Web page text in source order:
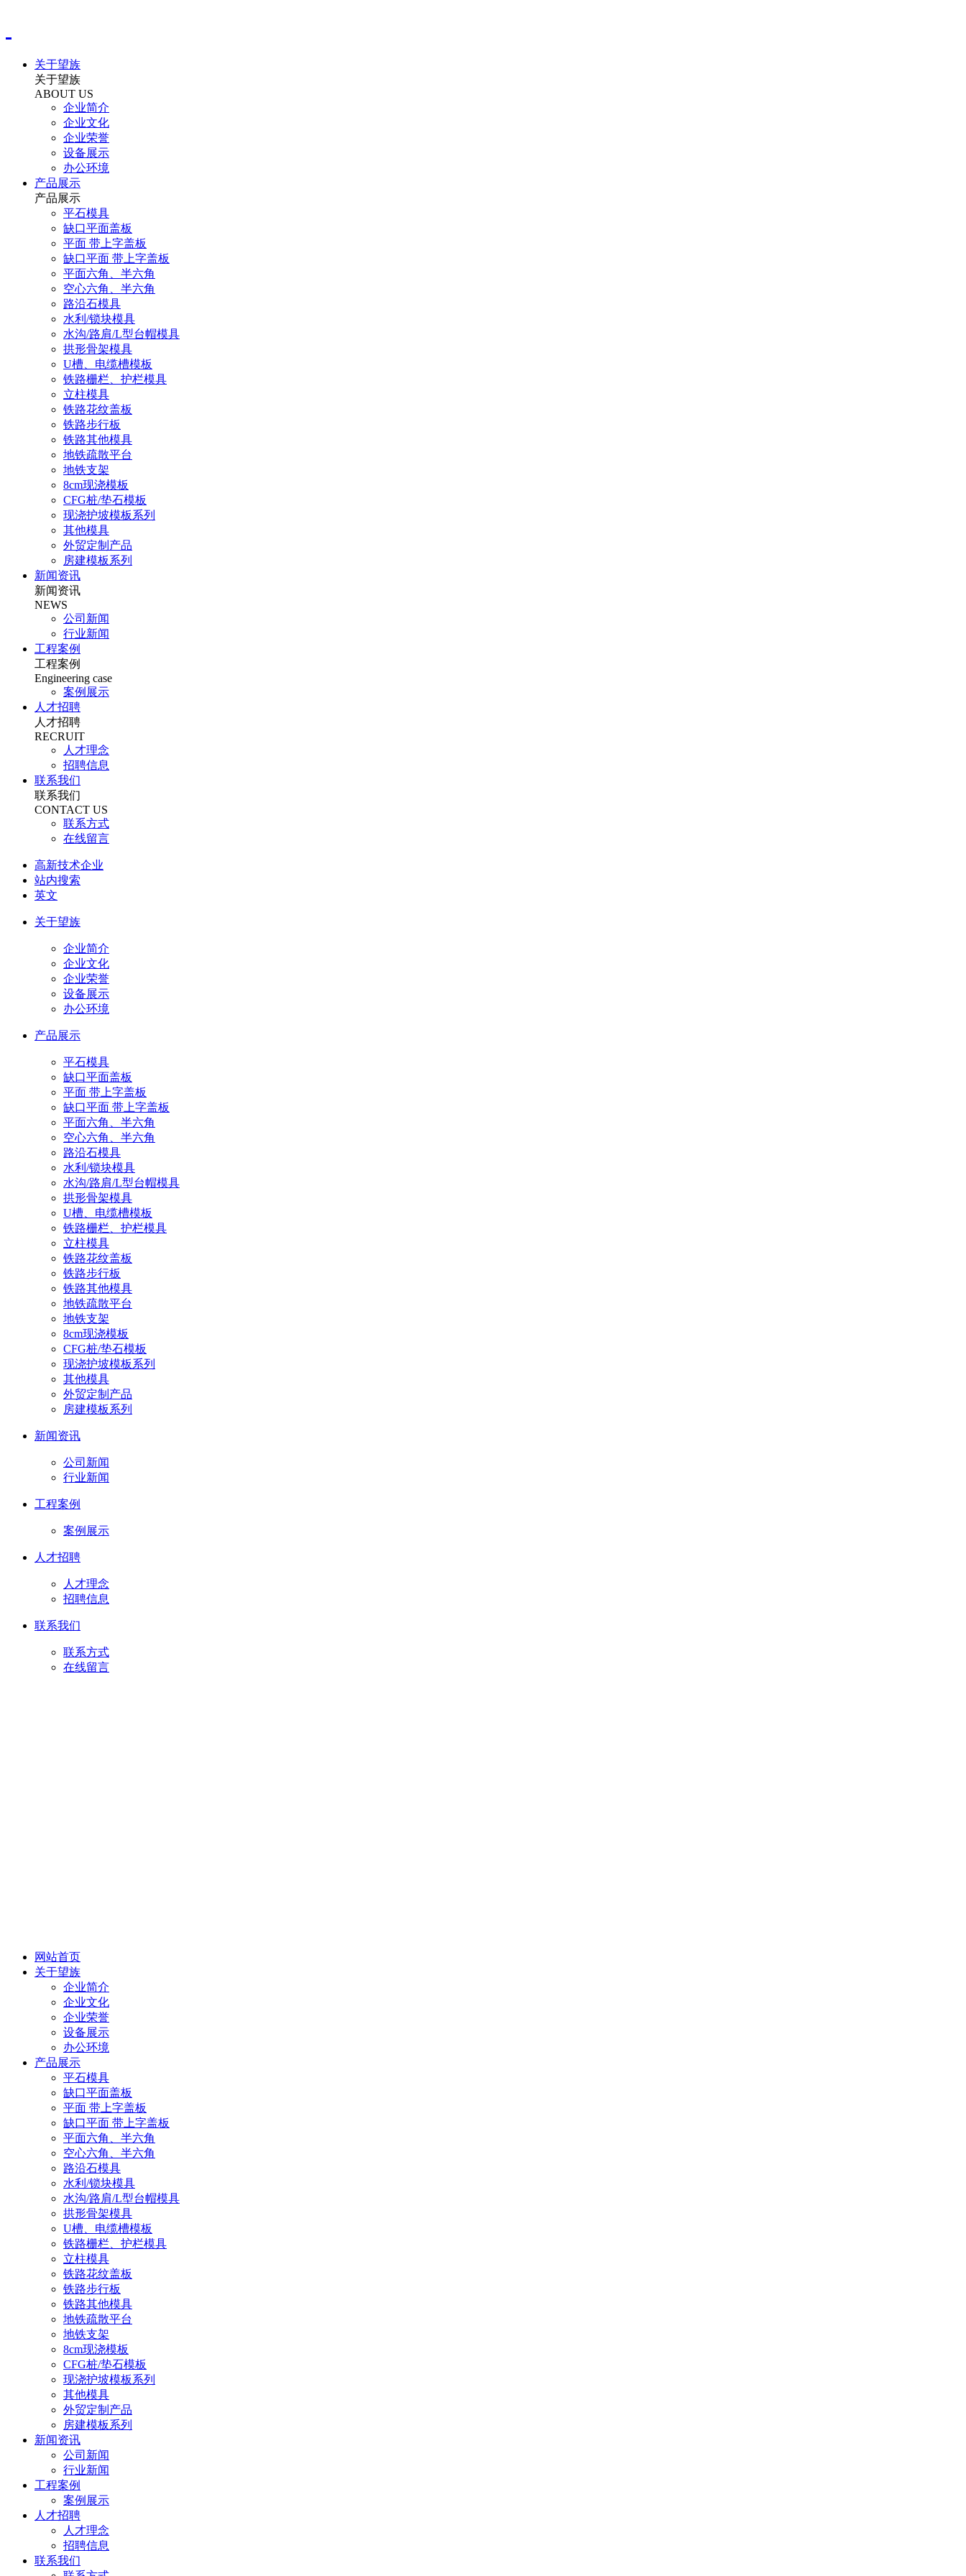
关于望族
关于望族
ABOUT US
企业简介
企业文化
企业荣誉
设备展示
办公环境
产品展示
产品展示
平石模具
缺口平面盖板
平面 带上字盖板
缺口平面 带上字盖板
平面六角、半六角
空心六角、半六角
路沿石模具
水利/锁块模具
水沟/路肩/L型台帽模具
拱形骨架模具
U槽、电缆槽模板
铁路栅栏、护栏模具
立柱模具
铁路花纹盖板
铁路步行板
铁路其他模具
地铁疏散平台
地铁支架
8cm现浇模板
CFG桩/垫石模板
现浇护坡模板系列
其他模具
外贸定制产品
房建模板系列
新闻资讯
新闻资讯
NEWS
公司新闻
行业新闻
工程案例
工程案例
Engineering case
案例展示
人才招聘
人才招聘
RECRUIT
人才理念
招聘信息
联系我们
联系我们
CONTACT US
联系方式
在线留言
高新技术企业
站内搜索
英文
关于望族
企业简介
企业文化
企业荣誉
设备展示
办公环境
产品展示
平石模具
缺口平面盖板
平面 带上字盖板
缺口平面 带上字盖板
平面六角、半六角
空心六角、半六角
路沿石模具
水利/锁块模具
水沟/路肩/L型台帽模具
拱形骨架模具
U槽、电缆槽模板
铁路栅栏、护栏模具
立柱模具
铁路花纹盖板
铁路步行板
铁路其他模具
地铁疏散平台
地铁支架
8cm现浇模板
CFG桩/垫石模板
现浇护坡模板系列
其他模具
外贸定制产品
房建模板系列
新闻资讯
公司新闻
行业新闻
工程案例
案例展示
人才招聘
人才理念
招聘信息
联系我们
联系方式
在线留言
网站首页
关于望族
企业简介
企业文化
企业荣誉
设备展示
办公环境
产品展示
平石模具
缺口平面盖板
平面 带上字盖板
缺口平面 带上字盖板
平面六角、半六角
空心六角、半六角
路沿石模具
水利/锁块模具
水沟/路肩/L型台帽模具
拱形骨架模具
U槽、电缆槽模板
铁路栅栏、护栏模具
立柱模具
铁路花纹盖板
铁路步行板
铁路其他模具
地铁疏散平台
地铁支架
8cm现浇模板
CFG桩/垫石模板
现浇护坡模板系列
其他模具
外贸定制产品
房建模板系列
新闻资讯
公司新闻
行业新闻
工程案例
案例展示
人才招聘
人才理念
招聘信息
联系我们